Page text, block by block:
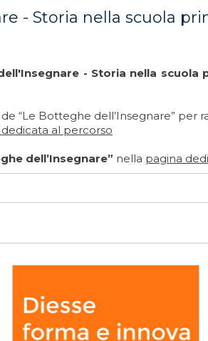
- Storia nella scuola
- Storia nella scuola
“Le Botteghe dell’Insegnare” per
al percorso
dell’Insegnare” nella pagina